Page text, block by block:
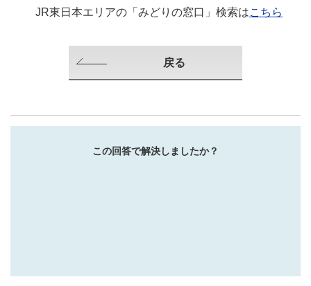
JR東日本エリアの「みどりの窓口」検索はこちら
戻る
この回答で解決しましたか？